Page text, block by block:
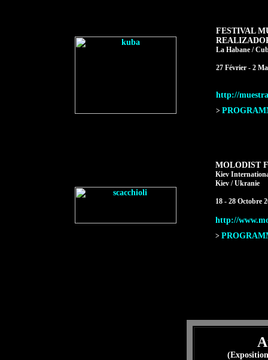
FESTIVAL
La Habane /
27 Février - 2
http://
>
MOLODIST
Kiev
Kiev / Ukranie
18 - 28 Octobre
http://
>